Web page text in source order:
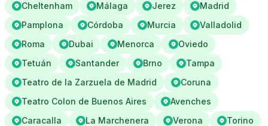
Cheltenham
Málaga Jerez
Madrid
Pamplona
Córdoba Murcia
Valladolid
Roma
Dubai Menorca
Oviedo
Tetuán
Santander Brno
Tampa
Teatro de la Zarzuela de Madrid
Coruna
Teatro Colon de Buenos Aires
Avenches
Caracalla
La Marchenera Verona
Torino